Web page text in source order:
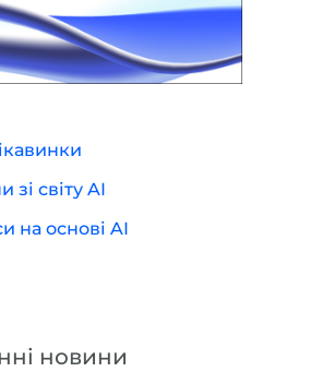
зі світу AI
на основі AI
новини